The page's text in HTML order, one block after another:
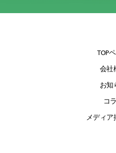
TOP
会社
お知
コ
メディア